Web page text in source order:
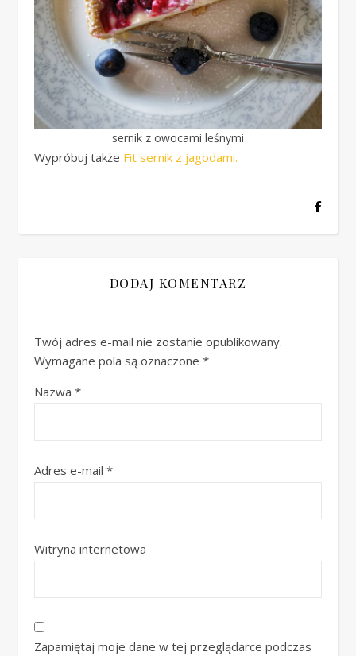
sernik z owocami leśnymi
Wypróbuj także Fit sernik z jagodami.
DODAJ KOMENTARZ
Twój adres e-mail nie zostanie opublikowany.
Wymagane pola są oznaczone *
Nazwa *
Adres e-mail *
Witryna internetowa
Zapamiętaj moje dane w tej przeglądarce podczas